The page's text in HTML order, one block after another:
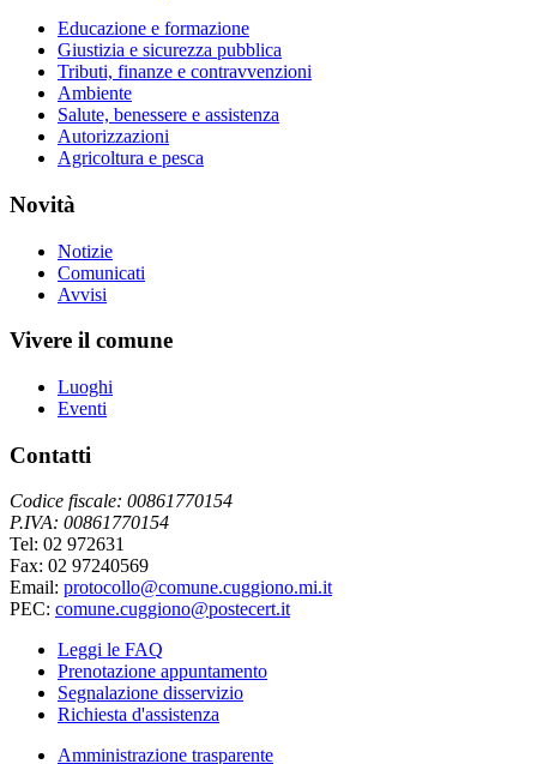
Educazione e formazione
Giustizia e sicurezza pubblica
Tributi, finanze e contravvenzioni
Ambiente
Salute, benessere e assistenza
Autorizzazioni
Agricoltura e pesca
Novità
Notizie
Comunicati
Avvisi
Vivere il comune
Luoghi
Eventi
Contatti
Codice fiscale: 00861770154
P.IVA: 00861770154
Tel: 02 972631
Fax: 02 97240569
Email: protocollo@comune.cuggiono.mi.it
PEC: comune.cuggiono@postecert.it
Leggi le FAQ
Prenotazione appuntamento
Segnalazione disservizio
Richiesta d'assistenza
Amministrazione trasparente